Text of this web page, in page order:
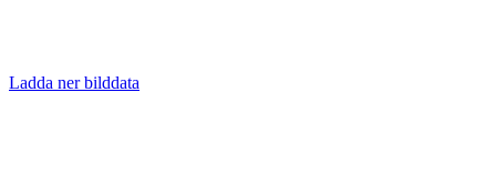
Ladda ner bilddata